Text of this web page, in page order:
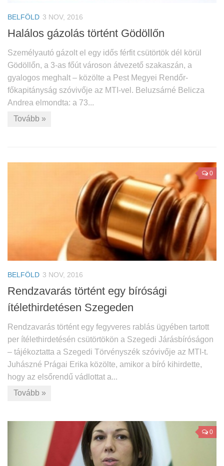
BELFÖLD 3 NOV, 2016
Halálos gázolás történt Gödöllőn
Személyautó gázolt el egy idős férfit csütörtök dél körül
Gödöllőn, a 3-as főút városon átvezető szakaszán, a
gyalogos meghalt – közölte a Pest Megyei Rendőr-
főkapitányság szóvivője az MTI-vel. Beluzsárné Belicza
Andrea elmondta: a 73...
Tovább »
0
BELFÖLD 3 NOV, 2016
Rendzavarás történt egy bírósági
ítélethirdetésen Szegeden
Rendzavarás történt egy fegyveres rablás ügyében tartott
per ítélethirdetésén csütörtökön a Szegedi Járásbíróságon
– tájékoztatta a Szegedi Törvényszék szóvivője az MTI-t.
Juhászné Prágai Erika közölte, amikor a bíró kihirdette,
hogy az elsőrendű vádlottat a...
Tovább »
0